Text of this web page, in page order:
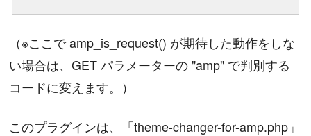
（※ここで amp_is_request() が期待した動作をしな
い場合は、GET パラメーターの "amp" で判別する
コードに変えます。）
このプラグインは、「theme-changer-for-amp.php」